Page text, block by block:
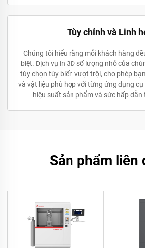
Tùy chỉnh và Linh
Chúng tôi hiểu rằng mỗi khách hàng
biệt. Dịch vụ in 3D số lượng nhỏ của
tùy chọn tùy biến vượt trội, cho phép
và vật liệu phù hợp với từng ứng dụng
hiệu suất sản phẩm và sức hấp
Sản phẩm liên